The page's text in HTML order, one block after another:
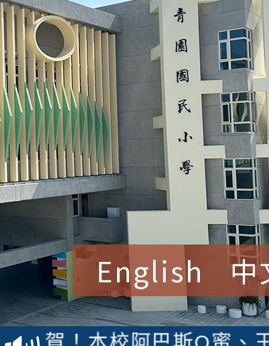
English 中
賀！本校參加桃園市中
賽 洪綺君教師榮獲社
賀！本校阿巴斯O蜜、